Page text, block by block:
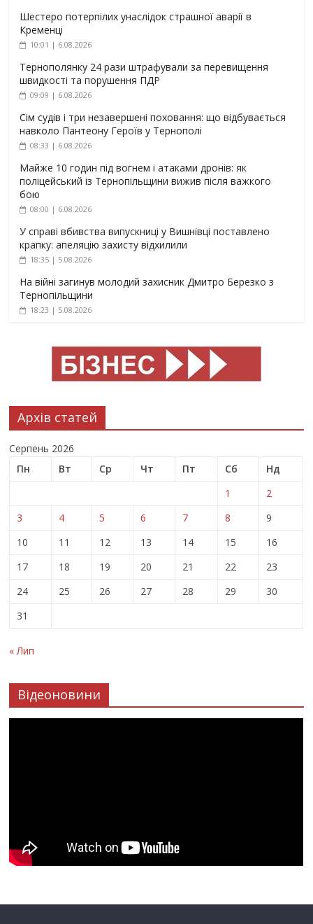
Шестеро потерпілих унаслідок страшної аварії в
Кременці
10:01 | 6.08.2026
Тернополянку 24 рази штрафували за перевищення
швидкості та порушення ПДР
09:09 | 6.08.2026
Сім судів і три незавершені поховання: що відбувається
навколо Пантеону Героїв у Тернополі
08:33 | 6.08.2026
Майже 10 годин під вогнем і атаками дронів: як
поліцейський із Тернопільщини вижив після важкого
бою
08:00 | 6.08.2026
У справі вбивства випускниці у Вишнівці поставлено
крапку: апеляцію захисту відхилили
18:35 | 5.08.2026
На війні загинув молодий захисник Дмитро Березко з
Тернопільщини
18:23 | 5.08.2026
Архів статей
Серпень 2026
Пн
Вт Ср Чт Пт Сб
Нд
1
2
3
4 5 6 7 8
9
10
11 12 13 14 15
16
17
18 19 20 21 22
23
24
25 26 27 28 29
30
31
« Лип
Відеоновини